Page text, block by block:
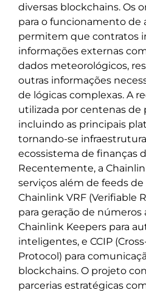
diversas blockchains. Os
para o funcionamento de
permitem que contratos
informações externas
dados meteorológicos,
outras informações
de lógicas complexas. A
utilizada por centenas de
incluindo as principais
tornando-se
ecossistema de finanças
Recentemente, a
serviços além de feeds
Chainlink VRF (Verifiable
para geração de números
Chainlink Keepers para
inteligentes, e CCIP
Protocol) para
blockchains. O projeto
parcerias estratégicas